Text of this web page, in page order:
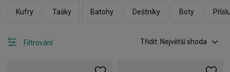
Kufry Tašky Batohy Deštníky Boty
Třídit: Největší shoda
Filtrování